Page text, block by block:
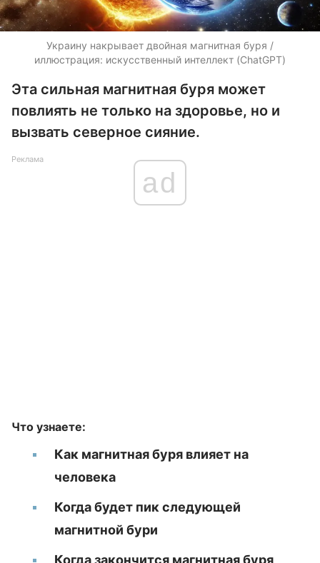
Украину накрывает двойная магнитная буря /
иллюстрация: искусственный интеллект (ChatGPT)
Эта сильная магнитная буря может
повлиять не только на здоровье, но и
вызвать северное сияние.
Реклама
ad
Что узнаете:
Как магнитная буря влияет на
человека
Когда будет пик следующей
магнитной бури
Когда закончится магнитная буря